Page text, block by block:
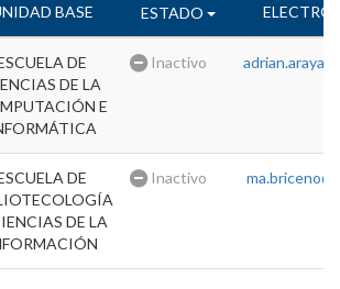
BASE ESTADO
DE
DE LA
E
Inactivo
DE
DE LA
Inactivo